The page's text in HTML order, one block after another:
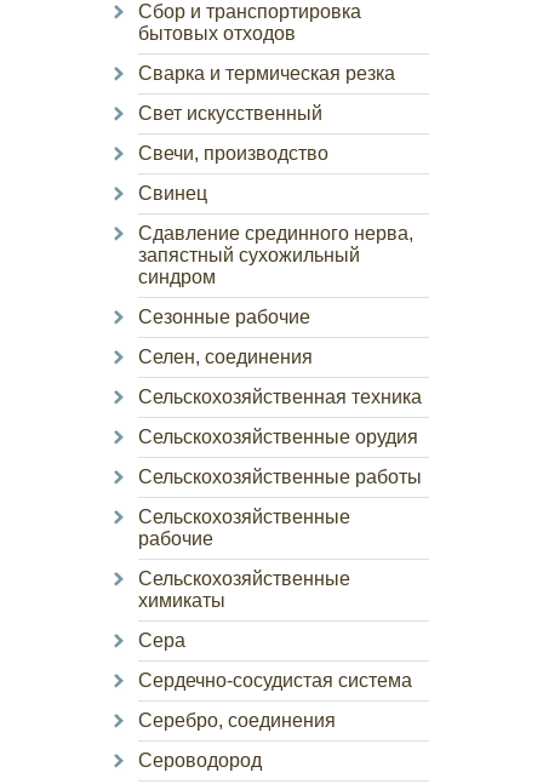
Сбор и транспортировка
бытовых отходов
Сварка и термическая резка
Свет искусственный
Свечи, производство
Свинец
Сдавление срединного нерва,
запястный сухожильный
синдром
Сезонные рабочие
Селен, соединения
Сельскохозяйственная техника
Сельскохозяйственные орудия
Сельскохозяйственные работы
Сельскохозяйственные
рабочие
Сельскохозяйственные
химикаты
Сера
Сердечно-сосудистая система
Серебро, соединения
Сероводород